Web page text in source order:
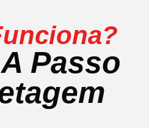
Passo